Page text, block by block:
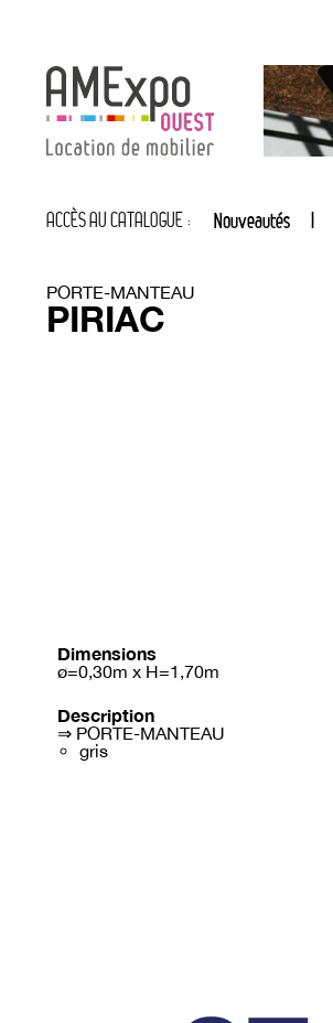
ACCÈS AU CATALOGUE : Nouveautés
PORTE-MANTEAU
PIRIAC
Dimensions
ø=0,30m x H=1,70m
Description
⇒ PORTE-MANTEAU
gris